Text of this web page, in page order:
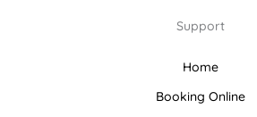
Support
Home
Booking Online